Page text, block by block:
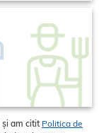
am cititPolitica de